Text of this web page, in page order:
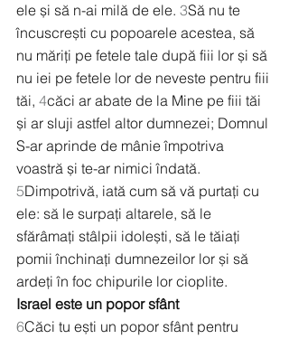
ele și să n-ai milă de ele. 3Să nu te
încuscrești cu popoarele acestea, să
nu măriți pe fetele tale după fiii lor și să
nu iei pe fetele lor de neveste pentru fiii
tăi, 4căci ar abate de la Mine pe fiii tăi
și ar sluji astfel altor dumnezei; Domnul
S-ar aprinde de mânie împotriva
voastră și te-ar nimici îndată.
5Dimpotrivă, iată cum să vă purtați cu
ele: să le surpați altarele, să le
sfărâmați stâlpii idolești, să le tăiați
pomii închinați dumnezeilor lor și să
ardeți în foc chipurile lor cioplite.
Israel este un popor sfânt
6Căci tu ești un popor sfânt pentru